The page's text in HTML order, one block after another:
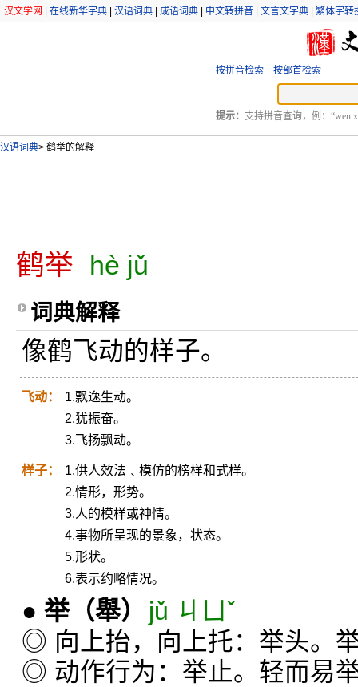
汉文学网 在线新华字典 汉语词典 成语词典 中文转拼音 文言文字典 繁体字转
按拼音检索 按部首检索
提示： 支持拼音查询，例：“wen
汉语词典> 鹤举的解释
鹤举 hè jǔ
词典解释
像鹤飞动的样子。
飞动：
1.飘逸生动。
2.犹振奋。
3.飞扬飘动。
样子：
1.供人效法﹑模仿的榜样和式样。
2.情形，形势。
3.人的模样或神情。
4.事物所呈现的景象，状态。
5.形状。
6.表示约略情况。
● 举（舉）
jǔ ㄐㄩˇ
◎ 向上抬，向上托：举头。
◎ 动作行为：举止。轻而易